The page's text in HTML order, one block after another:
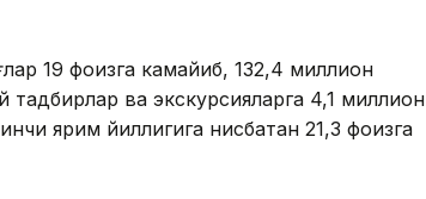
19 фоизга камайиб, 132,4 миллион
ва экскурсияларга 4,1 миллион
ярим йиллигига нисбатан 21,3 фоизга